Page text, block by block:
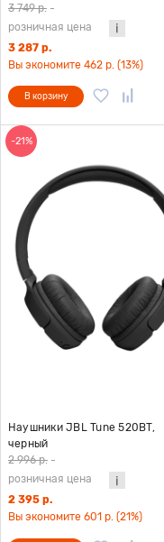
3 749 р. -
розничная цена
3 287 р.
Вы экономите 462 р. (13%)
В корзину
-21%
Наушники JBL Tune 520BT,
черный
2 996 р. -
розничная цена
2 395 р.
Вы экономите 601 р. (21%)